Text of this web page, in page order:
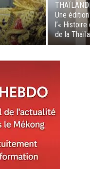
Une
l’«
de la